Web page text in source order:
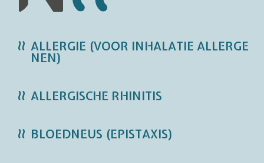
ALLERGIE (VOOR INHALATIE ALLERGE
NEN)
ALLERGISCHE RHINITIS
BLOEDNEUS (EPISTAXIS)